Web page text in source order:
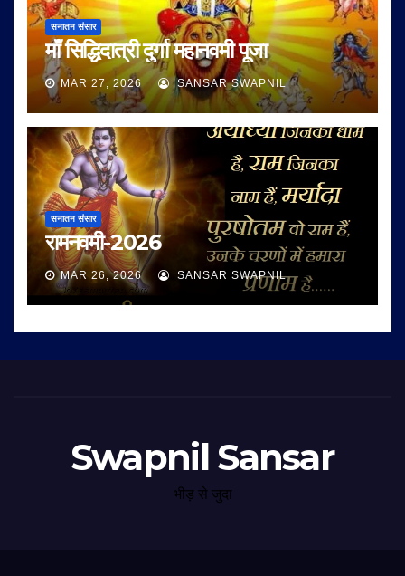
सनातन संसार
माँ सिद्धिदात्री दुर्गा महानवमी पूजा
MAR 27, 2026 SANSAR SWAPNIL
सनातन संसार
रामनवमी-2026
MAR 26, 2026 SANSAR SWAPNIL
Swapnil Sansar
भीड़ से जुदा